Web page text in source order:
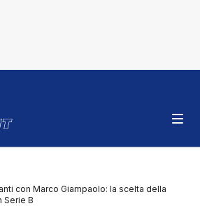
con Marco Giampaolo: la scelta della
Serie B